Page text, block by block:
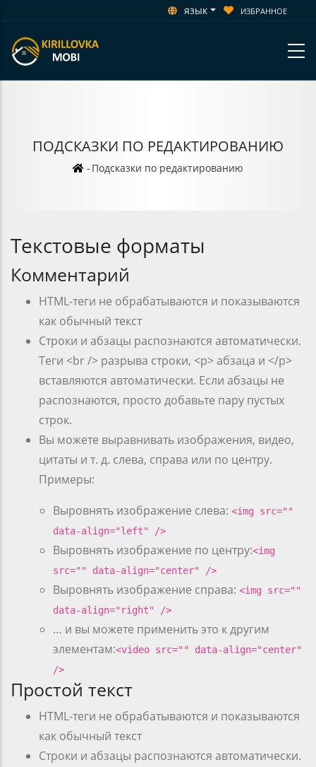
язык ИЗБРАННОЕ
ПОДСКАЗКИ ПО РЕДАКТИРОВАНИЮ
Строка
- Подсказки по редактированию
Текстовые форматы
Комментарий
HTML-теги не обрабатываются и показываются
как обычный текст
Строки и абзацы распознаются автоматически.
Теги <br /> разрыва строки, <p> абзаца и </p>
вставляются автоматически. Если абзацы не
распознаются, просто добавьте пару пустых
строк.
Вы можете выравнивать изображения, видео,
цитаты и т. д. слева, справа или по центру.
Примеры:
Выровнять изображение слева: <img src=""
data-align="left" />
Выровнять изображение по центру:<img
src="" data-align="center" />
Выровнять изображение справа: <img src=""
data-align="right" />
… и вы можете применить это к другим
элементам:<video src="" data-align="center"
/>
Простой текст
HTML-теги не обрабатываются и показываются
как обычный текст
Строки и абзацы распознаются автоматически.